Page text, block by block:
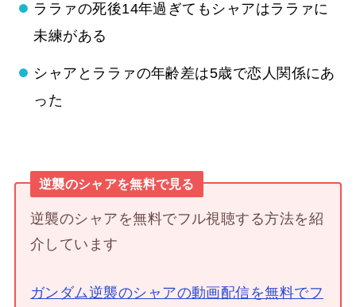
ララァの死後14年過ぎてもシャアはララァに
未練がある
シャアとララァの年齢差は5歳で恋人関係にあ
った
逆襲のシャアを無料で見る
逆襲のシャアを無料でフル視聴する方法を紹
介しています
ガンダム逆襲のシャアの動画配信を無料でフ